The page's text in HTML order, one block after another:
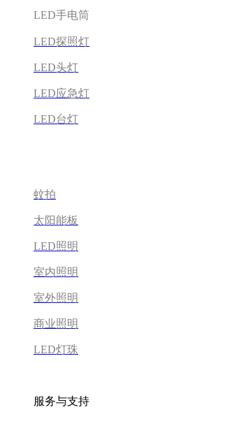
LED手电筒
LED探照灯
LED头灯
LED应急灯
LED台灯
蚊拍
太阳能板
LED照明
室内照明
室外照明
商业照明
LED灯珠
服务与支持